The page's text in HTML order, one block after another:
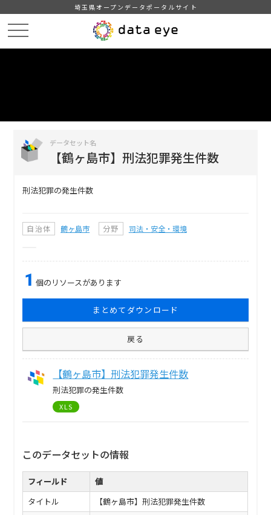
埼玉県オープンデータポータルサイト
データセット名
【鶴ヶ島市】刑法犯罪発生件数
刑法犯罪の発生件数
自治体 鶴ヶ島市 分野 司法・安全・環境
1 個のリソースがあります
まとめてダウンロード
戻る
【鶴ヶ島市】刑法犯罪発生件数
刑法犯罪の発生件数
XLS
このデータセットの情報
フィールド
値
タイトル
【鶴ヶ島市】刑法犯罪発生件数